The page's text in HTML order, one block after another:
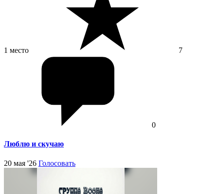
1 место 7
0
Люблю и скучаю
20 мая '26 Голосовать